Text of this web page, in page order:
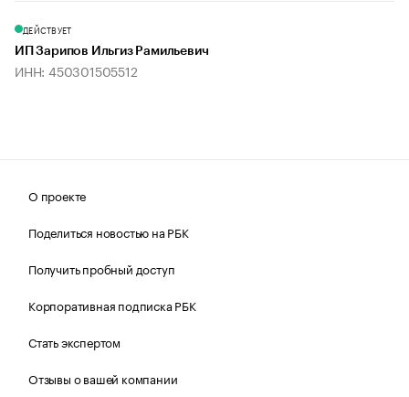
ДЕЙСТВУЕТ
ИП Зарипов Ильгиз Рамильевич
ИНН: 450301505512
О проекте
Поделиться новостью на РБК
Получить пробный доступ
Корпоративная подписка РБК
Стать экспертом
Отзывы о вашей компании